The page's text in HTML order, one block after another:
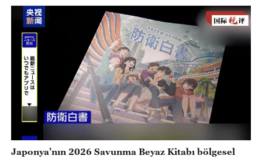
Japonya’nın 2026 Savunma Beyaz Kitabı bölgesel